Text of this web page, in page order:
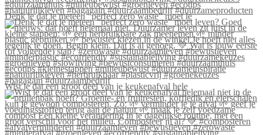
Denk je dat je meteen “perfect zero waste” moet le
Wist je dat een groot deel van je keukenafval hele